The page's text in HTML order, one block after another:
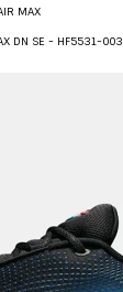
MAX
DN SE - HF5531-003